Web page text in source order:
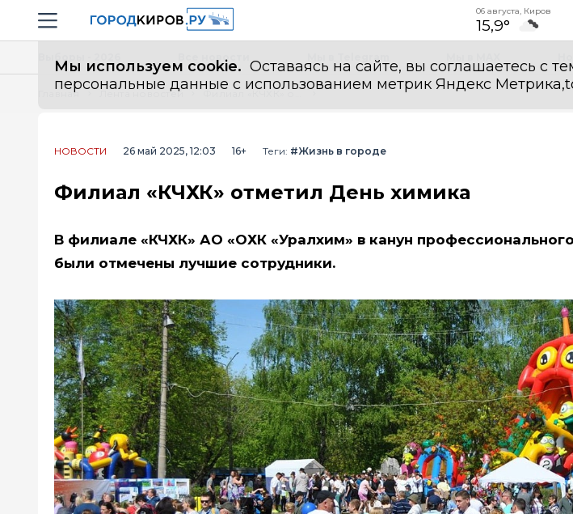
Навигация сайта
06 августа, Киров
15,9°
Мы используем cookie. Оставаясь на сайте, вы соглашаетесь с
персональные данные с использованием метрик Яндекс
Все новости
Главная Лента новостей
НОВОСТИ 26 май 2025, 12:03 16+ Теги: #Жизнь в городе
Филиал «КЧХК» отметил День химика
В филиале «КЧХК» АО «ОХК «Уралхим» в канун
были отмечены лучшие сотрудники.